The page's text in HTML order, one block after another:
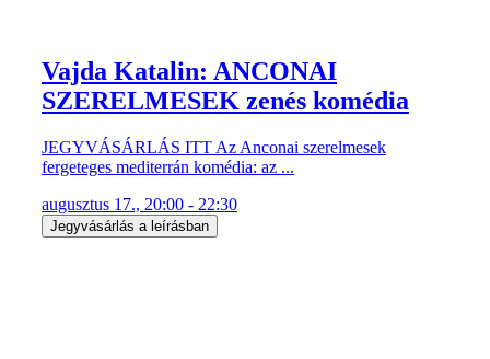
Vajda Katalin: ANCONAI
SZERELMESEK zenés komédia
JEGYVÁSÁRLÁS ITT Az Anconai szerelmesek
fergeteges mediterrán komédia: az ...
augusztus 17., 20:00 - 22:30
Jegyvásárlás a leírásban